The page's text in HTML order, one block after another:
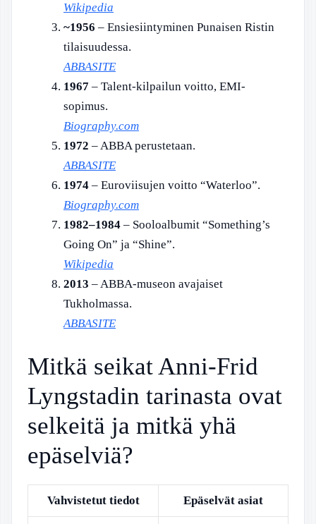
Wikipedia
~1956 – Ensiesiintyminen Punaisen Ristin
tilaisuudessa.
ABBASITE
1967 – Talent-kilpailun voitto, EMI-
sopimus.
Biography.com
1972 – ABBA perustetaan.
ABBASITE
1974 – Euroviisujen voitto “Waterloo”.
Biography.com
1982–1984 – Sooloalbumit “Something’s
Going On” ja “Shine”.
Wikipedia
2013 – ABBA-museon avajaiset
Tukholmassa.
ABBASITE
Mitkä seikat Anni-Frid
Lyngstadin tarinasta ovat
selkeitä ja mitkä yhä
epäselviä?
Vahvistetut tiedot Epäselvät asiat